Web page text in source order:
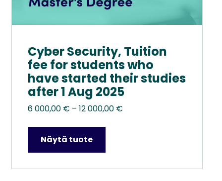
Cyber Security, Tuition
fee for students who
have started their studies
after 1 Aug 2025
6 000,00 € – 12 000,00 €Hintaluokka:
000,00 €
Näytä tuote